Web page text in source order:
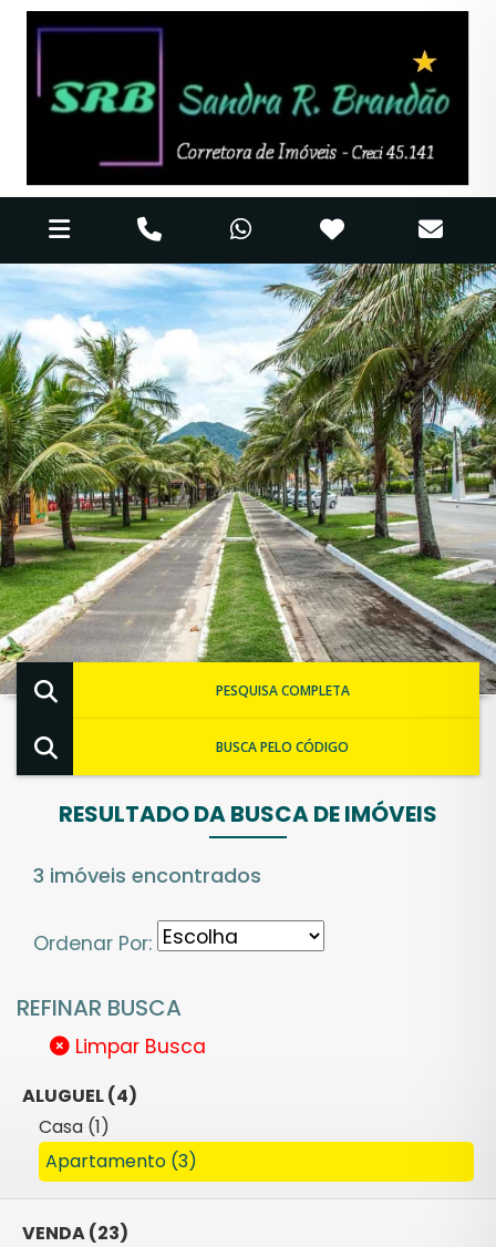
PESQUISA COMPLETA
BUSCA PELO CÓDIGO
RESULTADO DA BUSCA DE IMÓVEIS
3 imóveis encontrados
Ordenar Por:
REFINAR BUSCA
Limpar Busca
ALUGUEL (4)
Casa (1)
Apartamento (3)
VENDA (23)